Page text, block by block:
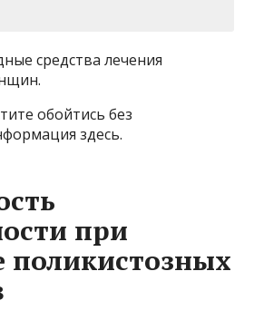
средства лечения
обойтись без
здесь.
при
поликистозных